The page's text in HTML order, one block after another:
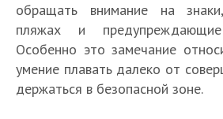
обращать внимание на
пляжах и
Особенно это замечание
умение плавать далеко от
держаться в безопасной зоне.